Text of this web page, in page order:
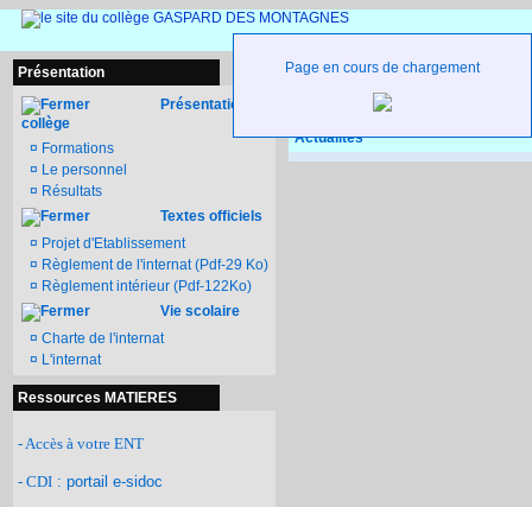
Page en cours de chargement
Présentation
Présentation du
collège
¤ Formations
¤ Le personnel
¤ Résultats
Textes officiels
¤ Projet d'Etablissement
¤ Règlement de l'internat (Pdf-29 Ko)
¤ Règlement intérieur (Pdf-122Ko)
Vie scolaire
¤ Charte de l'internat
¤ L'internat
Ressources MATIERES
- Accès à votre ENT
- CDI : portail e-sidoc
Ateliers d'activités - Groupe HR
Actualités